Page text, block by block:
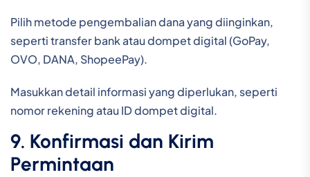
Pilih metode pengembalian dana yang diinginkan,
seperti transfer bank atau dompet digital (GoPay,
OVO, DANA, ShopeePay).
Masukkan detail informasi yang diperlukan, seperti
nomor rekening atau ID dompet digital.
9. Konfirmasi dan Kirim
Permintaan